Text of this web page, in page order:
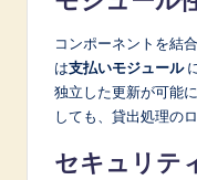
コンポーネントを結
は支払いモジュール
独立した更新が可能
しても、貸出処理の
セキュリテ